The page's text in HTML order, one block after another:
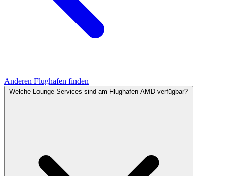
Anderen Flughafen finden
Welche Lounge-Services sind am Flughafen AMD verfügbar?